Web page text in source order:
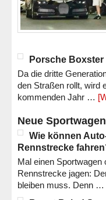
Porsche Boxster
Da die dritte
den Straßen rollt, wird
kommenden Jahr …
Neue
Wie können
Rennstrecke
Mal einen Sportwagen
Rennstrecke jagen:
bleiben muss. Denn …